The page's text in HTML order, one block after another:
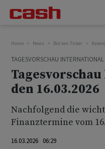
Home News Börsen-Ticker
TAGESVORSCHAU INTERNATIONAL
den 16.03.2026
Nachfolgend die
Finanztermine vom
16.03.2026 06:29